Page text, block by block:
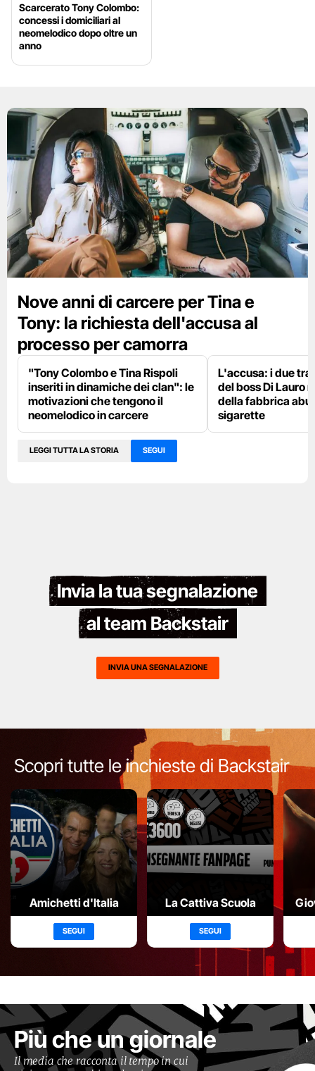
Scarcerato Tony Colombo:
concessi i domiciliari al
neomelodico dopo oltre un
anno
Nove anni di carcere per Tina e
Tony: la richiesta dell'accusa al
processo per camorra
"Tony Colombo e Tina Rispoli
inseriti in dinamiche dei clan": le
motivazioni che tengono il
neomelodico in carcere
L'accusa: i due
del boss Di Lauro
della fabbrica
sigarette
LEGGI TUTTA LA STORIA SEGUI
Invia la tua segnalazione
al team Backstair
INVIA UNA SEGNALAZIONE
Scopri tutte le inchieste di Backstair
Amichetti d'Italia
SEGUI
La Cattiva Scuola
SEGUI
Più che un giornale
Il media che racconta il tempo in cui